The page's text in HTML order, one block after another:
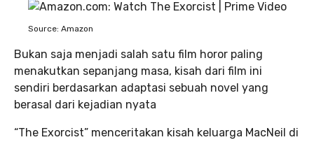
Source: Amazon
Bukan saja menjadi salah satu film horor paling
menakutkan sepanjang masa, kisah dari film ini
sendiri berdasarkan adaptasi sebuah novel yang
berasal dari kejadian nyata
“The Exorcist” menceritakan kisah keluarga MacNeil di